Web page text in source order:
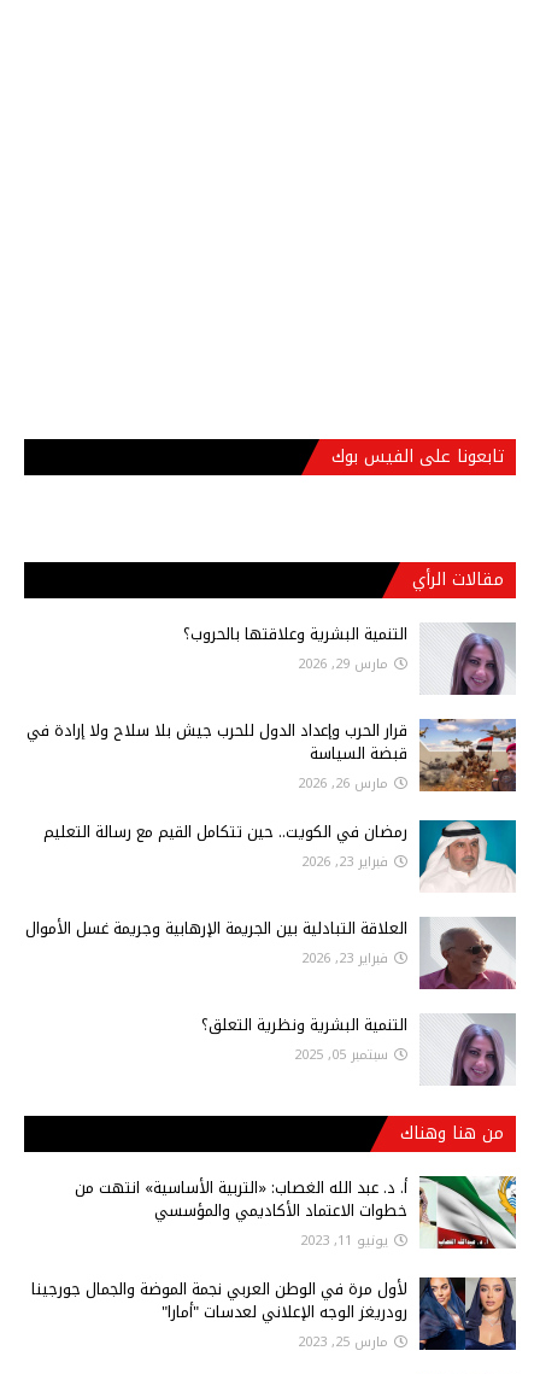
تابعونا على الفيس بوك
مقالات الرأي
التنمية البشرية وعلاقتها بالحروب؟
مارس 29, 2026
قرار الحرب وإعداد الدول للحرب جيش بلا سلاح ولا إرادة في
قبضة السياسة
مارس 26, 2026
رمضان في الكويت.. حين تتكامل القيم مع رسالة التعليم
فبراير 23, 2026
العلاقة التبادلية بين الجريمة الإرهابية وجريمة غسل الأموال
فبراير 23, 2026
التنمية البشرية ونظرية التعلق؟
سبتمبر 05, 2025
من هنا وهناك
أ‌. د. عبد الله الغصاب: «التربية الأساسية» انتهت من
خطوات الاعتماد الأكاديمي والمؤسسي
يونيو 11, 2023
لأول مرة في الوطن العربي نجمة الموضة والجمال جورجينا
رودريغز الوجه الإعلاني لعدسات "أمارا"
مارس 25, 2023